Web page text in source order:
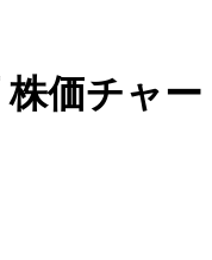
株価チャー